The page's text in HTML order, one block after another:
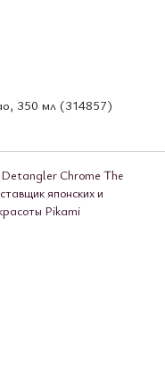
350 мл (314857)